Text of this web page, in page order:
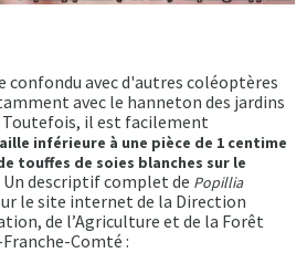
confondu avec d'autres coléoptères
avec le hanneton des jardins
il est facilement
inférieure à une pièce de 1 centime
touffes de soies blanches sur le
Un descriptif complet de Popillia
le site internet de la Direction
de l’Agriculture et de la Forêt
Comté :